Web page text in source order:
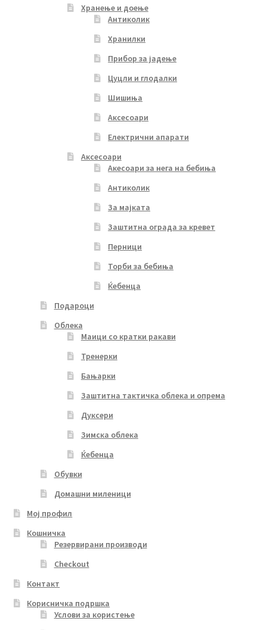
Хранење и доење
Антиколик
Хранилки
Прибор за јадење
Цуцли и глодалки
Шишиња
Аксесоари
Електрични апарати
Аксесоари
Акесоари за нега на бебиња
Антиколик
За мајката
Заштитна ограда за кревет
Перници
Торби за бебиња
Ќебенца
Подароци
Облека
Маици со кратки ракави
Тренерки
Бањарки
Заштитна тактичка облека и опрема
Дуксери
Зимска облека
Ќебенца
Обувки
Домашни миленици
Мој профил
Кошничка
Резервирани производи
Checkout
Контакт
Корисничка подршка
Услови за користење